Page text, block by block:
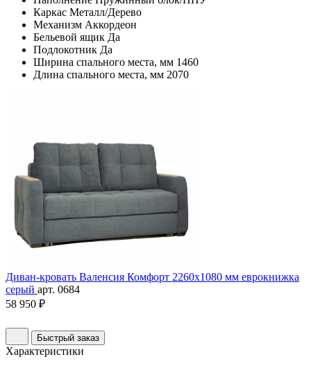
Каркас Металл/Дерево
Механизм Аккордеон
Бельевой ящик Да
Подлокотник Да
Ширина спального места, мм 1460
Длина спального места, мм 2070
Диван-кровать Валенсия Комфорт 2260х1080 мм еврокнижка
серый арт. 0684
58 950 ₽
Быстрый заказ
Характеристики